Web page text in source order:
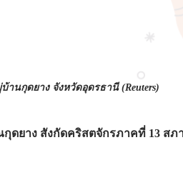
นกุดยาง จังหวัดอุดรธานี (Reuters)
ยาง สังกัดคริสตจักรภาคที่ 13 สภ